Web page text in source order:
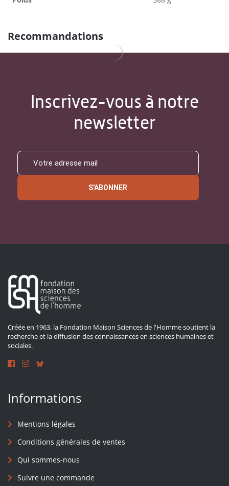
Recommandations
Inscrivez-vous à notre
newsletter
S'ABONNER
Créée en 1963, la Fondation Maison Sciences de l'Homme soutient la
recherche et la diffusion des connaissances en sciences humaines et
sociales.
Informations
Mentions légales
Conditions générales de ventes
Qui sommes-nous
Suivre une commande